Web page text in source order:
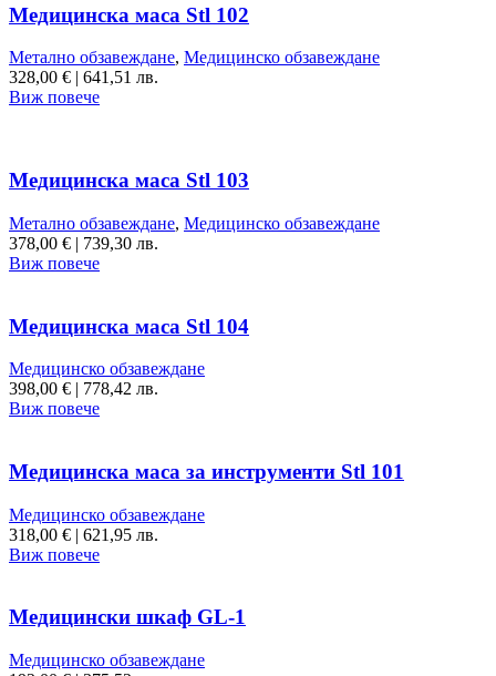
Медицинска маса Stl 102
Метално обзавеждане, Медицинско обзавеждане
328,00 € | 641,51 лв.
Виж повече
Медицинска маса Stl 103
Метално обзавеждане, Медицинско обзавеждане
378,00 € | 739,30 лв.
Виж повече
Медицинска маса Stl 104
Медицинско обзавеждане
398,00 € | 778,42 лв.
Виж повече
Медицинска маса за инструменти Stl 101
Медицинско обзавеждане
318,00 € | 621,95 лв.
Виж повече
Медицински шкаф GL-1
Медицинско обзавеждане